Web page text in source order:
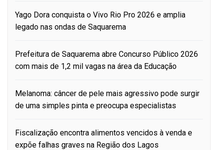
Yago Dora conquista o Vivo Rio Pro 2026 e amplia
legado nas ondas de Saquarema
Prefeitura de Saquarema abre Concurso Público 2026
com mais de 1,2 mil vagas na área da Educação
Melanoma: câncer de pele mais agressivo pode surgir
de uma simples pinta e preocupa especialistas
Fiscalização encontra alimentos vencidos à venda e
expõe falhas graves na Região dos Lagos